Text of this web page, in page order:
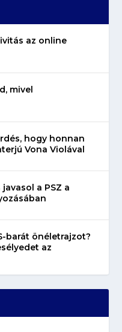
az online
mivel
hogy honnan
Vona Violával
a PSZ a
barát önéletrajzot?
az